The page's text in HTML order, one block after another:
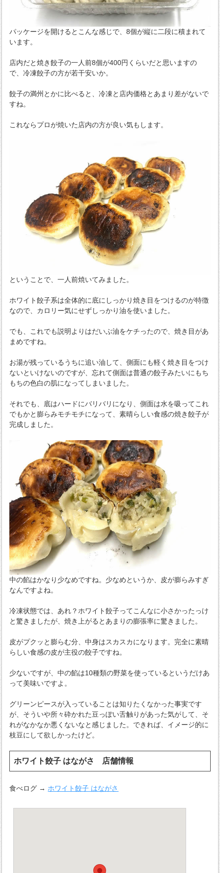
パッケージを開けるとこんな感じで、8個が縦に二段に積まれて
います。
店内だと焼き餃子の一人前8個が400円くらいだと思いますの
で、冷凍餃子の方が若干安いか。
餃子の満州とかに比べると、冷凍と店内価格とあまり差がないで
すね。
これならプロが焼いた店内の方が良い気もします。
ということで、一人前焼いてみました。
ホワイト餃子系は全体的に底にしっかり焼き目をつけるのが特徴
なので、カロリー気にせずしっかり油を使いました。
でも、これでも説明よりはだいぶ油をケチったので、焼き目があ
まめですね。
お湯が残っているうちに追い油して、側面にも軽く焼き目をつけ
ないといけないのですが、忘れて側面は普通の餃子みたいにもち
もちの色白の肌になってしまいました。
それでも、底はハードにバリバリになり、側面は水を吸ってこれ
でもかと膨らみモチモチになって、素晴らしい食感の焼き餃子が
完成しました。
中の餡はかなり少なめですね。少なめというか、皮が膨らみすぎ
なんですよね。
冷凍状態では、あれ？ホワイト餃子ってこんなに小さかったっけ
と驚きましたが、焼き上がるとあまりの膨張率に驚きました。
皮がプクッと膨らむ分、中身はスカスカになります。完全に素晴
らしい食感の皮が主役の餃子ですね。
少ないですが、中の餡は10種類の野菜を使っているというだけあ
って美味いですよ。
グリーンピースが入っていることは知りたくなかった事実です
が、そういや所々砕かれた豆っぽい舌触りがあった気がして、そ
れがなかなか悪くないなと感じました。できれば、イメージ的に
枝豆にして欲しかったけど。
ホワイト餃子 はながさ 店舗情報
食べログ → ホワイト餃子 はながさ